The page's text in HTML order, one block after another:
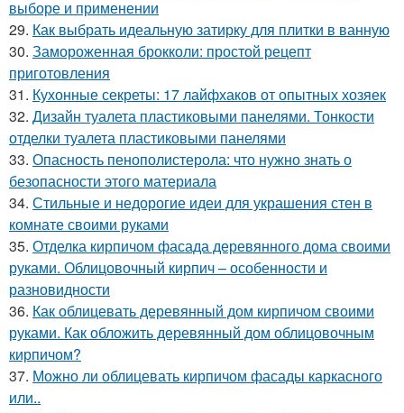
выборе и применении
29. Как выбрать идеальную затирку для плитки в ванную
30. Замороженная брокколи: простой рецепт
приготовления
31. Кухонные секреты: 17 лайфхаков от опытных хозяек
32. Дизайн туалета пластиковыми панелями. Тонкости
отделки туалета пластиковыми панелями
33. Опасность пенополистерола: что нужно знать о
безопасности этого материала
34. Стильные и недорогие идеи для украшения стен в
комнате своими руками
35. Отделка кирпичом фасада деревянного дома своими
руками. Облицовочный кирпич – особенности и
разновидности
36. Как облицевать деревянный дом кирпичом своими
руками. Как обложить деревянный дом облицовочным
кирпичом?
37. Можно ли облицевать кирпичом фасады каркасного
или..